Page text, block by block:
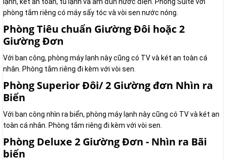
phòng tắm riêng có máy sấy tóc và vòi sen nước nóng.
Phòng Tiêu chuẩn Giường Đôi hoặc 2
Giường Đơn
Với ban công, phòng máy lạnh này cũng có TV và két an toàn cá
nhân. Phòng tắm riêng đi kèm với vòi sen.
Phòng Superior Đôi/ 2 Giường đơn Nhìn ra
Biển
Với ban công nhìn ra biển, phòng máy lạnh này cũng có TV và két an
toàn cá nhân. Phòng tắm riêng đi kèm với vòi sen.
Phòng Deluxe 2 Giường Đơn - Nhìn ra Bãi
biển